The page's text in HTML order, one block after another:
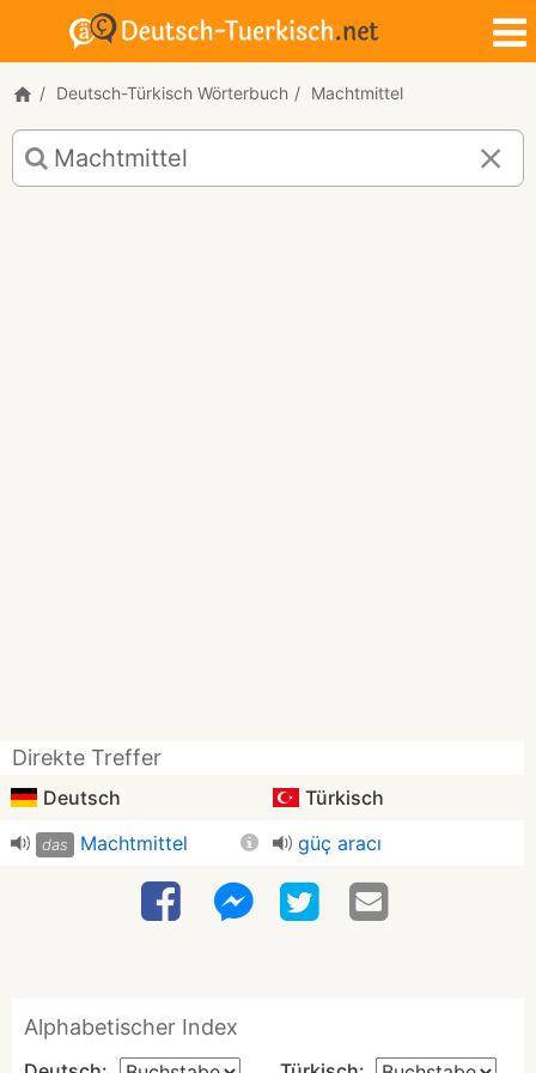
Deutsch-Türkisch Wörterbuch Machtmittel
Deutsch-
Türkisch
Übersetzung
Direkte Treffer
Deutsch Türkisch
das Machtmittel güç aracı
Alphabetischer Index